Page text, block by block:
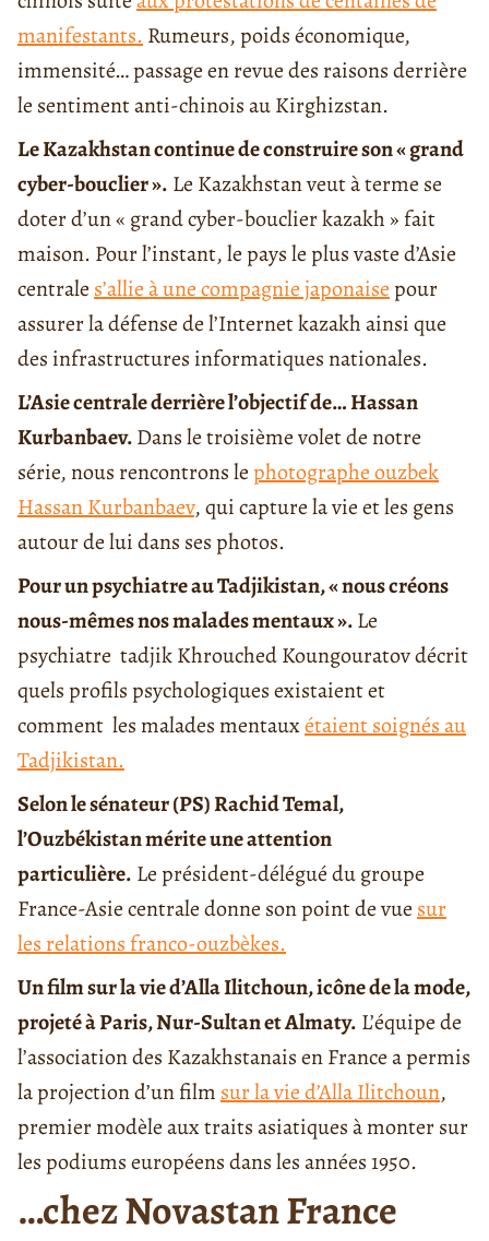
manifestants. Rumeurs, poids économique,
immensité… passage en revue des raisons derrière
le sentiment anti-chinois au Kirghizstan.
Le Kazakhstan continue de construire son « grand
cyber-bouclier ». Le Kazakhstan veut à terme se
doter d’un « grand cyber-bouclier kazakh » fait
maison. Pour l’instant, le pays le plus vaste d’Asie
centrale s’allie à une compagnie japonaisepour
assurer la défense de l’Internet kazakh ainsi que
des infrastructures informatiques nationales.
L’Asie centrale derrière l’objectif de… Hassan
Kurbanbaev.Dans le troisième volet de notre
série, nous rencontrons lephotographe ouzbek
Hassan Kurbanbaev, qui capture la vie et les gens
autour de lui dans ses photos.
Pour un psychiatre au Tadjikistan, « nous créons
nous-mêmes nos malades mentaux ».Le
psychiatre tadjik Khrouched Koungouratov décrit
quels profils psychologiques existaient et
comment les malades mentauxétaient soignés au
Tadjikistan.
Selon le sénateur (PS) Rachid Temal,
l’Ouzbékistan mérite une attention
particulière. Le président-délégué du groupe
France-Asie centrale donne son point de vue sur
les relations franco-ouzbèkes.
Un film sur la vie d’Alla Ilitchoun, icône de la mode,
projeté à Paris, Nur-Sultan et Almaty. L’équipe de
l’association des Kazakhstanais en France a permis
la projection d’un film sur la vie d’Alla Ilitchoun,
premier modèle aux traits asiatiques à monter sur
les podiums européens dans les années 1950.
…chez Novastan France